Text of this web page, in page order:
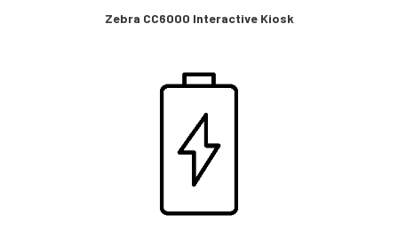
Zebra CC6000 Interactive Kiosk